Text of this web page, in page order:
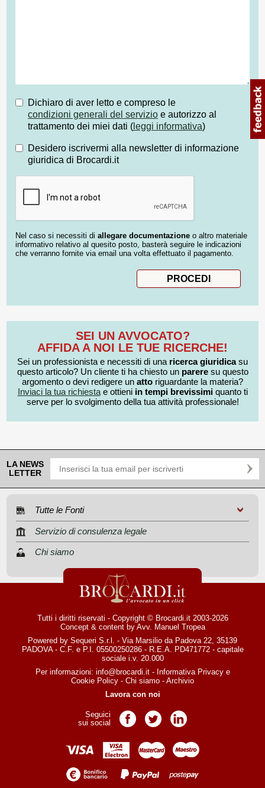
Dichiaro di aver letto e compreso le
condizioni generali del servizio e autorizzo al
trattamento dei miei dati ( leggi informativa)
Desidero iscrivermi alla newsletter di informazione
giuridica di Brocardi.it
Nel caso si necessiti di allegare documentazione o altro materiale
informativo relativo al quesito posto, basterà seguire le indicazioni
che verranno fornite via email una volta effettuato il pagamento.
SEI UN AVVOCATO?
AFFIDA A NOI LE TUE RICERCHE!
Sei un professionista e necessiti di una ricerca giuridicasu
questo articolo? Un cliente ti ha chiesto un pareresu questo
argomento o devi redigere un atto riguardante la materia?
Inviaci la tua richiestae ottieni in tempi brevissimiquanto ti
serve per lo svolgimento della tua attività professionale!
LA NEWS
LETTER
Tutte le Fonti
Servizio di consulenza legale
Chi siamo
Tutti i diritti riservati - Copyright © Brocardi.it 2003-2026
Concept & content by Avv. Manuel Tropea
Powered by Sequeri S.r.l. - Via Marsilio da Padova 22, 35139
PADOVA - C.F. e P.I. 05500250286 - R.E.A. PD471772 - capitale
sociale i.v. 20.000
Per informazioni: info@brocardi.it- Informativa Privacye
Cookie Policy - Chi siamo - Archivio
Lavora con noi
Seguici
sui social
Pagina Facebook
Pagina TwitterPagina LinkedIn